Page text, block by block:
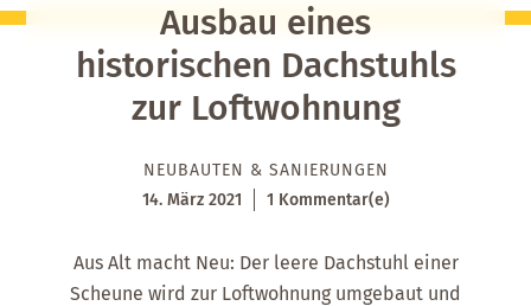
Ausbau eines
historischen Dachstuhls
zur Loftwohnung
NEUBAUTEN & SANIERUNGEN
14. März 2021
1 Kommentar(e)
Aus Alt macht Neu: Der leere Dachstuhl einer
Scheune wird zur Loftwohnung umgebaut und